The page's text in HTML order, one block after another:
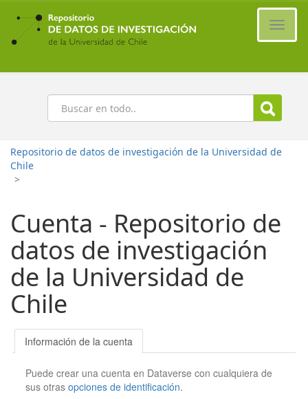
Ir
contenido
principal
Buscar
Repositorio de datos de investigación de la Universidad de
Chile
>
Cuenta - Repositorio de
datos de investigación
de la Universidad de
Chile
Información de la cuenta
Puede crear una cuenta en Dataverse con cualquiera de
sus otrasopciones de identificación.